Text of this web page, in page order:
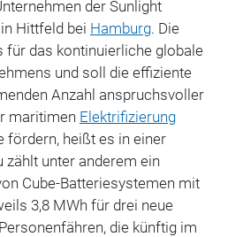
der Sunlight
Hittfeld bei Hamburg. Die
für das kontinuierliche globale
und soll die effiziente
Anzahl anspruchsvoller
maritimen Elektrifizierung
fördern, heißt es in einer
zählt unter anderem ein
Cube-Batteriesystemen mit
3,8 MWh für drei neue
die künftig im